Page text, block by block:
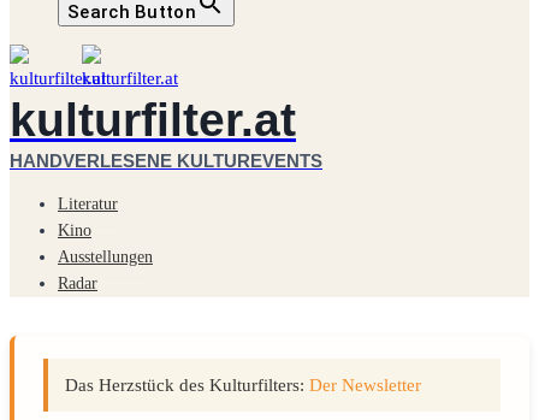
Search Button
kulturfilter.at
HANDVERLESENE KULTUREVENTS
Literatur
Kino
Ausstellungen
Radar
Das Herzstück des Kulturfilters: Der Newsletter